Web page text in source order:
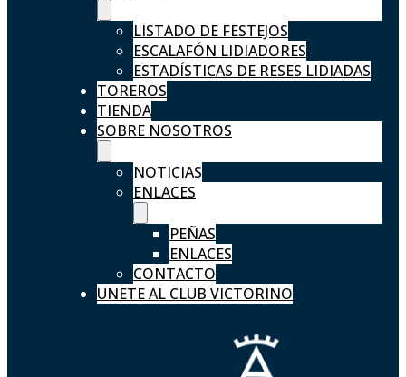
LISTADO DE FESTEJOS
ESCALAFÓN LIDIADORES
ESTADÍSTICAS DE RESES LIDIADAS
TOREROS
TIENDA
SOBRE NOSOTROS
NOTICIAS
ENLACES
PEÑAS
ENLACES
CONTACTO
UNETE AL CLUB VICTORINO